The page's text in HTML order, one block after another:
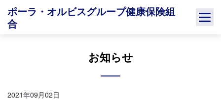
Skip
content
ポーラ・オルビスグループ健康保険組
合
お知らせ
2021年09月02日